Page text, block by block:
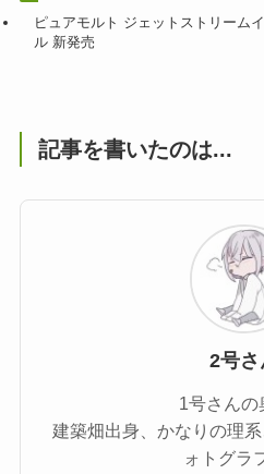
ピュアモルト ジェットストリーム
ル 新発売
記事を書いたのは...
2号さ
1号さんの
建築畑出身、かなりの理
ォトグラ